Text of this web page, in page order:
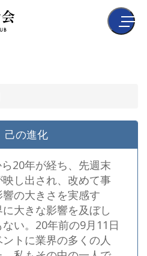
己の進化
20年が経ち、先週末
し出され、改めて事
の大きさを実感す
大きな影響を及ぼし
い。20年前の9月11日
トに業界の多くの人